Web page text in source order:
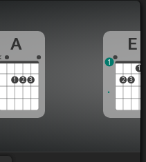
A
1 2 3
E
2 3
1
1